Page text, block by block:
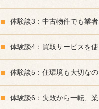
体験談3：中古物件でも業
体験談4：買取サービスを
体験談5：住環境も大切な
体験談6：失敗から一転、